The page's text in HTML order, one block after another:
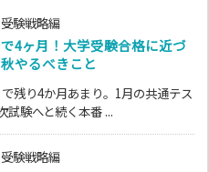
受験戦略編
4ヶ月！大学受験合格に近づ
やるべきこと
残り4か月あまり。1月の共通テス
試験へと続く本番 ...
受験戦略編